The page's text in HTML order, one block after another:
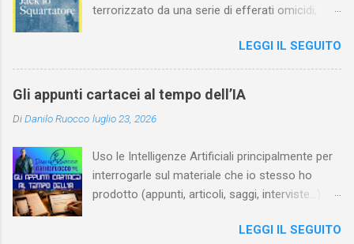
terrorizzato da una serie di efferati omicidi,
assassino ribattezzato Jack lo Squartatore la
cui identità, tutt’oggi, resta ignota. Paul Begg in
Jack lo Squartatore: la vera storia , edito da
Utet, ricostruisce non solo i cinque omicidi
“canonicamente” addebitati a Jack lo
capitoli, soprattutto) a ricostruire la storia di
Whitechapel e del East End e a ricapitolare le
lotte intestine al Ministero dell’Interno. Ne esce
sociale dell'Inghilterra vittoriana era
LEGGI IL SEGUITO
Gli appunti cartacei al tempo dell’IA
DiDanilo Ruocco luglio 23, 2026
Uso le Intelligenze Artificiali principalmente per
interrogarle sul materiale che io stesso ho
prodotto (appunti, articoli, saggi, interviste…).
al mio lavoro, per esempio evidenziando
LEGGI IL SEGUITO